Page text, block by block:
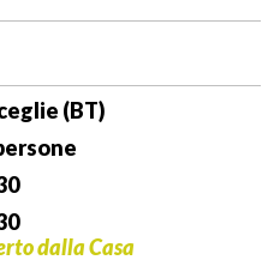
(BT)
dalla Casa